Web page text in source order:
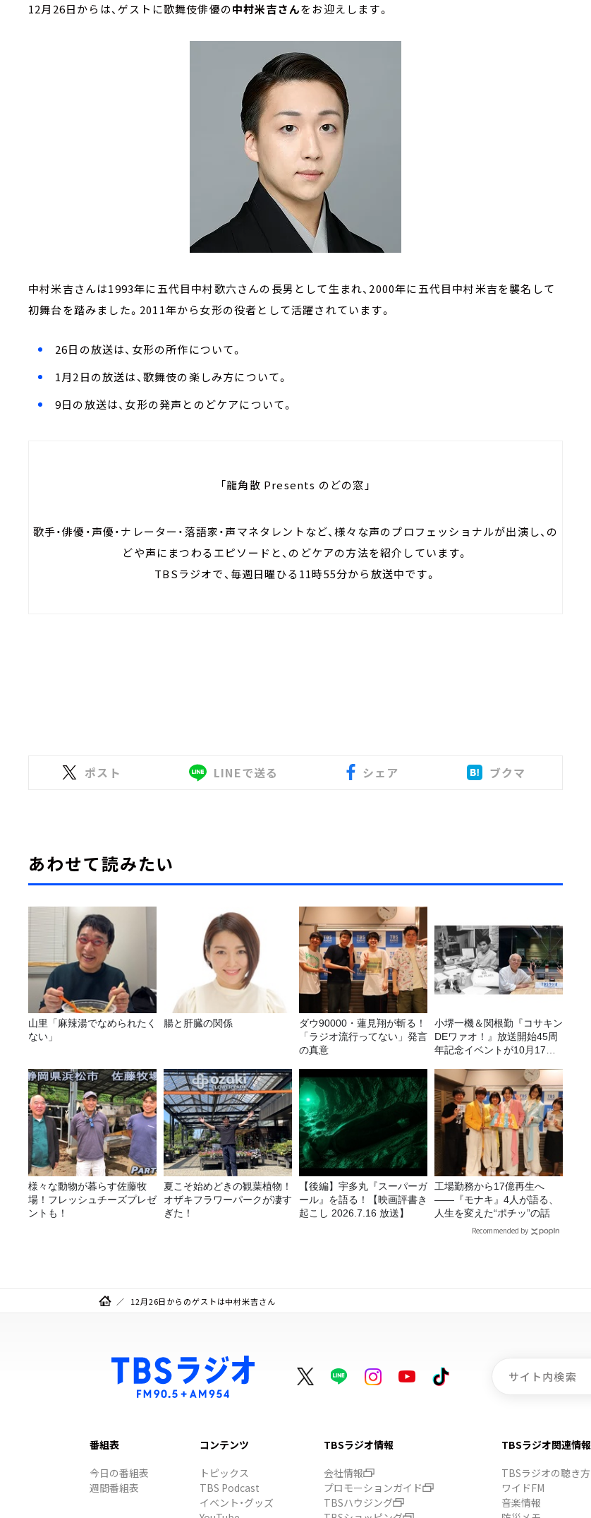
12月26日からは、ゲストに歌舞伎俳優の中村米吉さんをお迎えします。
中村米吉さんは1993年に五代目中村歌六さんの長男として生まれ、2000年に五代目中村米吉を襲名して
初舞台を踏みました。2011年から女形の役者として活躍されています。
26日の放送は、女形の所作について。
1月2日の放送は、歌舞伎の楽しみ方について。
9日の放送は、女形の発声とのどケアについて。
「龍角散 Presents のどの窓」
歌手・俳優・声優・ナレーター・落語家・声マネタレントなど、様々な声のプロフェッショナルが出演し、の
どや声にまつわるエピソードと、のどケアの方法を紹介しています。
TBSラジオで、毎週日曜ひる11時55分から放送中です。
ポスト LINEで送る シェア ブクマ
あわせて読みたい
山里「麻辣湯でなめられたく
ない」
腸と肝臓の関係
ダウ90000・蓮見翔が斬る！
「ラジオ流行ってない」発言
の真意
小堺一機＆関根勤『コサキン
DEワァオ！』放送開始45周
年記念イベントが10月17日
FC先行受付スタート！
様々な動物が暮らす佐藤牧
場！フレッシュチーズプレゼ
ントも！
夏こそ始めどきの観葉植物！
オザキフラワーパークが凄す
ぎた！
【後編】宇多丸『スーパーガ
ール』を語る！【映画評書き
起こし 2026.7.16 放送】
工場勤務から17億再生へ
——『モナキ』4人が語る、
人生を変えた“ポチッ”の話
Recommended by
12月26日からのゲストは中村米吉さん
番組表
今日の番組表
週間番組表
コンテンツ
トピックス
TBS Podcast
イベント・グッズ
TBSラジオ情報
会社情報
プロモーションガイド
TBSハウジング
TBSラジオ関連情報
TBSラジオの聴き方
ワイドFM
音楽情報